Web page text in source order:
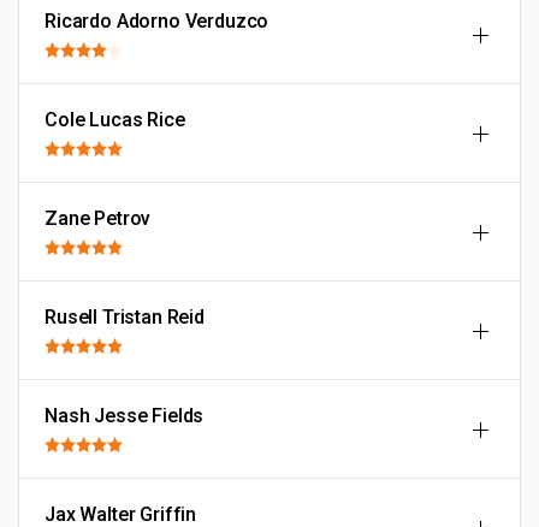
Ricardo Adorno Verduzco
Cole Lucas Rice
Zane Petrov
Rusell Tristan Reid
Nash Jesse Fields
Jax Walter Griffin